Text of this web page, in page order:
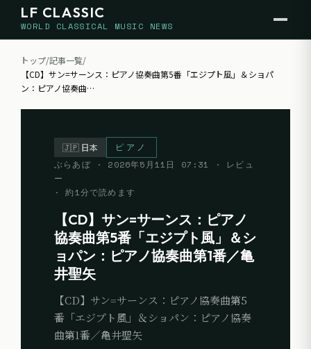
LF CLASSIC
WORLD CLASSICAL MUSIC NEWS
トップ/記事一覧/
【CD】サン=サーンス：ピアノ協奏曲第5番「エジプト風」＆ショパ
ン：ピアノ協奏曲…
🇯🇵 日本
ピアノ
ぶらあぼ
· 2026年5月11日 07:31 · レビュ
ー
· 約1分で読めます
【CD】サン=サーンス：ピアノ
協奏曲第5番「エジプト風」＆シ
ョパン：ピアノ協奏曲第1番／亀
井聖矢
【CD】サン=サーンス：ピアノ協奏曲第5
番「エジプト風」＆ショパン：ピアノ協奏
曲第1番／亀井聖矢